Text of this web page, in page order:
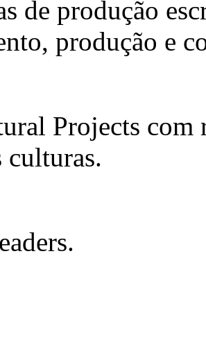
de produção
produção e
Projects com
culturas.